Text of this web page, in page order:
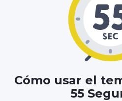
Cómo usar el
55
00
MINUTOS
: